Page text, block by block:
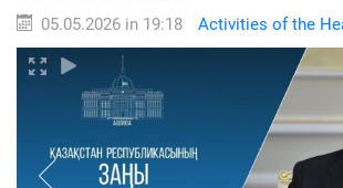
05.05.2026 in 19:18 Activities of the